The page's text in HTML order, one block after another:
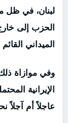
لبنان، في ظل
الحزب إلى
الميداني
وفي موازاة
الإيرانية
عاجلاً أم آجلاً